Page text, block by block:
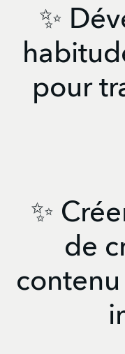
✨
pour
✨
de